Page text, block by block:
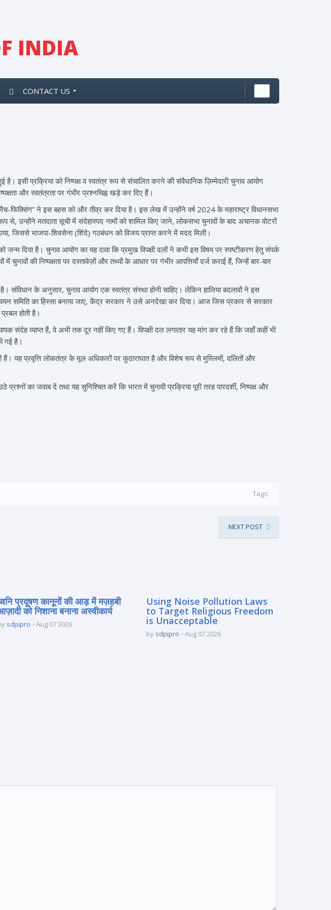
INDIA
CONTACT US
है। इसी प्रक्रिया को निष्पक्ष व स्वतंत्र रूप से संचालित करने की संवैधानिक ज़िम्मेदारी चुनाव आयोग
और स्वतंत्रता पर गंभीर प्रश्नचिह्न खड़े कर दिए हैं।
मैच-फिक्सिंग” ने इस बहस को और तीव्र कर दिया है। इस लेख में उन्होंने वर्ष 2024 के महाराष्ट्र विधानसभा
से, उन्होंने मतदाता सूची में संदेहास्पद नामों को शामिल किए जाने, लोकसभा चुनावों के बाद अचानक वोटरों
जिससे भाजपा-शिवसेना (शिंदे) गठबंधन को विजय प्राप्त करने में मदद मिली।
दिया है। चुनाव आयोग का यह दावा कि प्रमुख विपक्षी दलों ने कभी इस विषय पर स्पष्टीकरण हेतु संपर्क
चुनावों की निष्पक्षता पर दस्तावेज़ों और तथ्यों के आधार पर गंभीर आपत्तियाँ दर्ज कराई हैं, जिन्हें बार-बार
संविधान के अनुसार, चुनाव आयोग एक स्वतंत्र संस्था होनी चाहिए। लेकिन हालिया बदलावों ने इस
चयन समिति का हिस्सा बनाया जाए, केंद्र सरकार ने उसे अनदेखा कर दिया। आज जिस प्रकार से सरकार
होती है।
संदेह व्याप्त हैं, वे अभी तक दूर नहीं किए गए हैं। विपक्षी दल लगातार यह मांग कर रहे हैं कि जहाँ कहीं भी
गई है।
हैं। यह प्रवृत्ति लोकतंत्र के मूल अधिकारों पर कुठाराघात है और विशेष रूप से मुस्लिमों, दलितों और
का जवाब दें तथा यह सुनिश्चित करें कि भारत में चुनावी प्रक्रिया पूरी तरह पारदर्शी, निष्पक्ष और
Tags:
NEXT POST
प्रदूषण कानूनों की आड़ में मज़हबी
को निशाना बनाना अस्वीकार्य
sdpipro Aug 07 2026
Using Noise Pollution Laws
to Target Religious Freedom
is Unacceptable
by sdpipro Aug 07 2026